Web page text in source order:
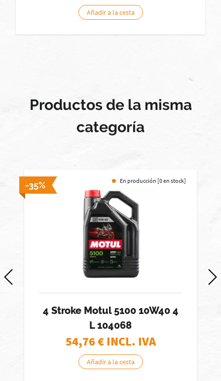
Añadir a la cesta
Productos de la misma
categoría
-35% En producción [0 en stock]
4 Stroke Motul 5100 10W40 4
L 104068
54,76€ INCL. IVA
Añadir a la cesta